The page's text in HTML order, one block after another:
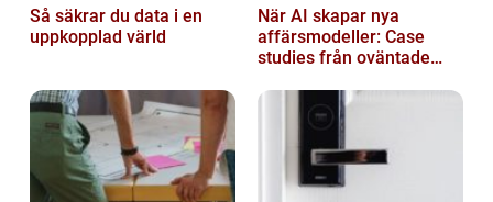
Så säkrar du data i en
uppkopplad värld
När AI skapar nya
affärsmodeller: Case
studies från oväntade